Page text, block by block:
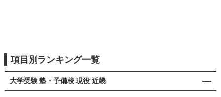
項目別ランキング一覧
大学受験 塾・予備校 現役 近畿